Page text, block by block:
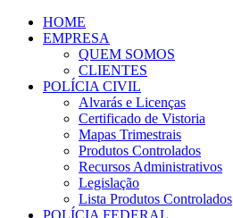
HOME
EMPRESA
QUEM SOMOS
CLIENTES
POLÍCIA CIVIL
Alvarás e Licenças
Certificado de Vistoria
Mapas Trimestrais
Produtos Controlados
Recursos Administrativos
Legislação
Lista Produtos Controlados
POLÍCIA FEDERAL